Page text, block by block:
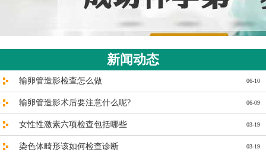
新闻动态
06-10
输卵管造影检查怎么做
06-09
输卵管造影术后要注意什么呢?
03-19
女性性激素六项检查包括哪些
03-19
染色体畸形该如何检查诊断